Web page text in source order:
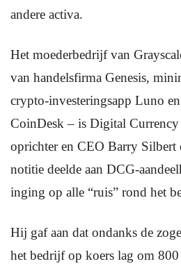
andere activa.
Het moederbedrijf van
van handelsfirma Genesis,
crypto-investeringsapp Luno
CoinDesk – is Digital
oprichter en CEO Barry Silbert
notitie deelde aan DCG-
inging op alle “ruis” rond het
Hij gaf aan dat ondanks de
het bedrijf op koers lag om